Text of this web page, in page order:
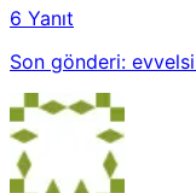
6 Yanıt
Son gönderi: